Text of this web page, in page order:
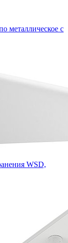
металлическое с
WSD,